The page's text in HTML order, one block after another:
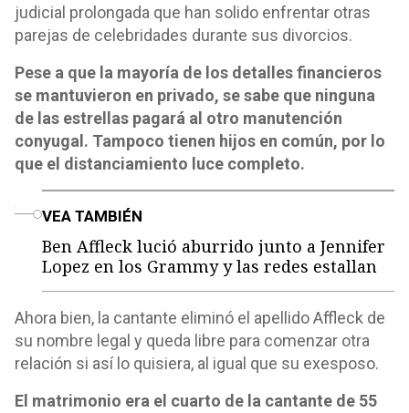
judicial prolongada que han solido enfrentar otras
parejas de celebridades durante sus divorcios.
Pese a que la mayoría de los detalles financieros
se mantuvieron en privado, se sabe que ninguna
de las estrellas pagará al otro manutención
conyugal. Tampoco tienen hijos en común, por lo
que el distanciamiento luce completo.
VEA TAMBIÉN
Ben Affleck lució aburrido junto a Jennifer
Lopez en los Grammy y las redes estallan
Ahora bien, la cantante eliminó el apellido Affleck de
su nombre legal y queda libre para comenzar otra
relación si así lo quisiera, al igual que su exesposo.
El matrimonio era el cuarto de la cantante de 55